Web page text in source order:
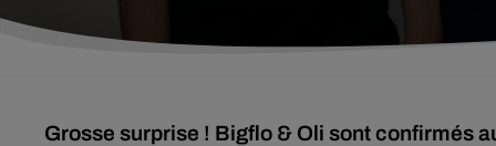
Grosse surprise ! Bigflo & Oli sont confirmés